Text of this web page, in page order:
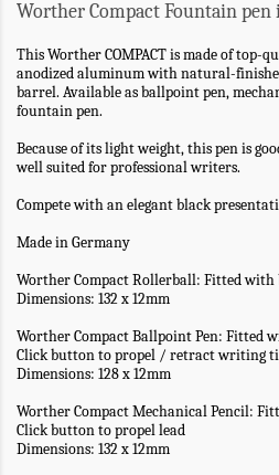
Worther Compact Fountain
This Worther COMPACT is made of
anodized aluminum with natural-
barrel. Available as ballpoint pen,
fountain pen.
Because of its light weight, this pen is
well suited for professional writers.
Compete with an elegant black
Made in Germany
Worther Compact Rollerball: Fitted with
Dimensions: 132 x 12mm
Worther Compact Ballpoint Pen: Fitted
Click button to propel / retract writing
Dimensions: 128 x 12mm
Worther Compact Mechanical Pencil:
Click button to propel lead
Dimensions: 132 x 12mm